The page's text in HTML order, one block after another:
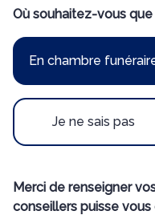
Où souhaitez-vous
En chambre
Je ne sais pas
Merci de renseigner
conseillers puisse